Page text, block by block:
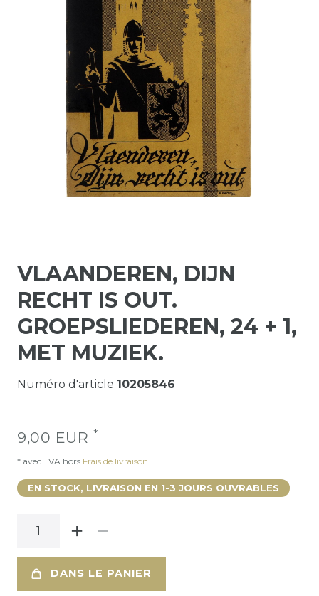
VLAANDEREN, DIJN
RECHT IS OUT.
GROEPSLIEDEREN, 24 + 1,
MET MUZIEK.
Numéro d'article 10205846
9,00 EUR *
* avec TVA hors Frais de livraison
EN STOCK, LIVRAISON EN 1-3 JOURS OUVRABLES
DANS LE PANIER